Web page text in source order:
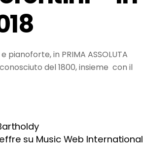
in PRIMA ASSOLUTA
del 1800, insieme con il
su Music Web International